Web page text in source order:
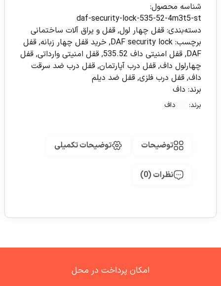
شناسه محصول:
daf-security-lock-535-52-4m3t5-st
دسته‌بندی: قفل چهار لول, قفل و یراق آلات ساختمانی
برچسب: DAF security lock
, خرید قفل چهار زبانه, قفل
DAF
, قفل امنیتی داف 535.52 , قفل امنیتی وارداتی, قفل
چهارلول داف, قفل درب آپارتمان, قفل درب ضد سرقت
داف, قفل درب فلزی, قفل ضد دیلم
برند: داف
برند: داف
توضیحات توضیحات تکمیلی
نظرات (0)
امکان پرداخت در محل